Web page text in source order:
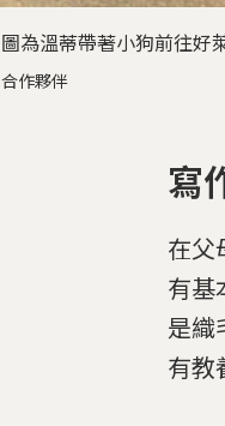
圖為溫蒂帶著小狗前往好
合作夥伴
寫
在父
有基
是織
有教